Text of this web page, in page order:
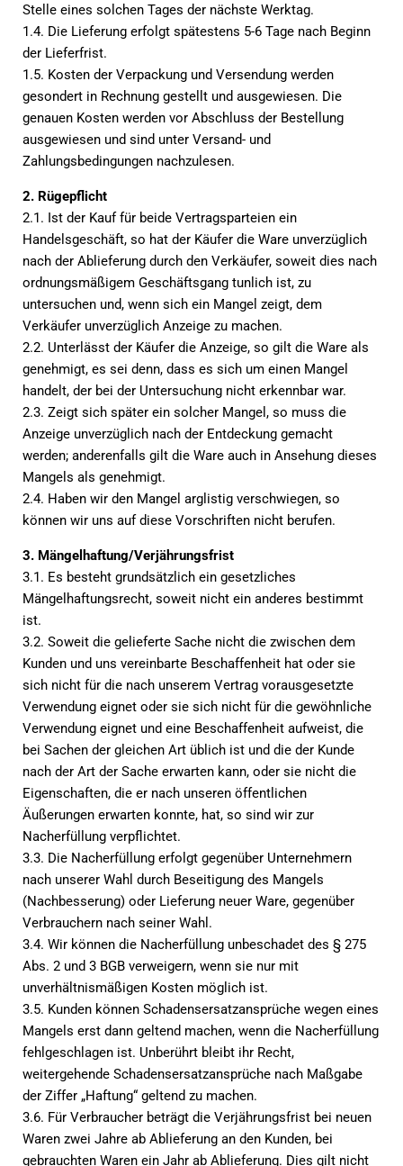
Stelle eines solchen Tages der nächste Werktag.
1.4. Die Lieferung erfolgt spätestens 5-6 Tage nach Beginn
der Lieferfrist.
1.5. Kosten der Verpackung und Versendung werden
gesondert in Rechnung gestellt und ausgewiesen. Die
genauen Kosten werden vor Abschluss der Bestellung
ausgewiesen und sind unter Versand- und
Zahlungsbedingungen nachzulesen.
2. Rügepflicht
2.1. Ist der Kauf für beide Vertragsparteien ein
Handelsgeschäft, so hat der Käufer die Ware unverzüglich
nach der Ablieferung durch den Verkäufer, soweit dies nach
ordnungsmäßigem Geschäftsgang tunlich ist, zu
untersuchen und, wenn sich ein Mangel zeigt, dem
Verkäufer unverzüglich Anzeige zu machen.
2.2. Unterlässt der Käufer die Anzeige, so gilt die Ware als
genehmigt, es sei denn, dass es sich um einen Mangel
handelt, der bei der Untersuchung nicht erkennbar war.
2.3. Zeigt sich später ein solcher Mangel, so muss die
Anzeige unverzüglich nach der Entdeckung gemacht
werden; anderenfalls gilt die Ware auch in Ansehung dieses
Mangels als genehmigt.
2.4. Haben wir den Mangel arglistig verschwiegen, so
können wir uns auf diese Vorschriften nicht berufen.
3. Mängelhaftung/Verjährungsfrist
3.1. Es besteht grundsätzlich ein gesetzliches
Mängelhaftungsrecht, soweit nicht ein anderes bestimmt
ist.
3.2. Soweit die gelieferte Sache nicht die zwischen dem
Kunden und uns vereinbarte Beschaffenheit hat oder sie
sich nicht für die nach unserem Vertrag vorausgesetzte
Verwendung eignet oder sie sich nicht für die gewöhnliche
Verwendung eignet und eine Beschaffenheit aufweist, die
bei Sachen der gleichen Art üblich ist und die der Kunde
nach der Art der Sache erwarten kann, oder sie nicht die
Eigenschaften, die er nach unseren öffentlichen
Äußerungen erwarten konnte, hat, so sind wir zur
Nacherfüllung verpflichtet.
3.3. Die Nacherfüllung erfolgt gegenüber Unternehmern
nach unserer Wahl durch Beseitigung des Mangels
(Nachbesserung) oder Lieferung neuer Ware, gegenüber
Verbrauchern nach seiner Wahl.
3.4. Wir können die Nacherfüllung unbeschadet des § 275
Abs. 2 und 3 BGB verweigern, wenn sie nur mit
unverhältnismäßigen Kosten möglich ist.
3.5. Kunden können Schadensersatzansprüche wegen eines
Mangels erst dann geltend machen, wenn die Nacherfüllung
fehlgeschlagen ist. Unberührt bleibt ihr Recht,
weitergehende Schadensersatzansprüche nach Maßgabe
der Ziffer „Haftung“ geltend zu machen.
3.6. Für Verbraucher beträgt die Verjährungsfrist bei neuen
Waren zwei Jahre ab Ablieferung an den Kunden, bei
gebrauchten Waren ein Jahr ab Ablieferung. Dies gilt nicht